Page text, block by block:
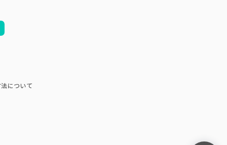
について